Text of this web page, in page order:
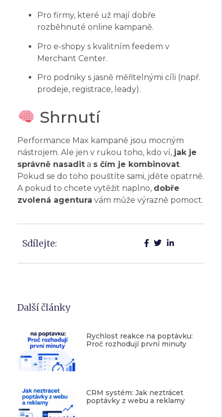
Pro firmy, které už mají dobře
rozběhnuté online kampaně.
Pro e-shopy s kvalitním feedem v
Merchant Center.
Pro podniky s jasně měřitelnými cíli (např.
prodeje, registrace, leady).
Shrnutí
Performance Max kampaně jsou mocným
nástrojem. Ale jen v rukou toho, kdo ví, jak je
správně nasadit a s čím je kombinovat.
Pokud se do toho pouštíte sami, jděte opatrně.
A pokud to chcete vytěžit naplno, dobře
zvolená agentura vám může výrazně pomoct.
Sdílejte:
Další články
Rychlost reakce na poptávku:
Proč rozhodují první minuty
CRM systém: Jak neztrácet
poptávky z webu a reklamy